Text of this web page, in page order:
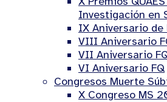
Investigación en
IX Aniversario de
VIII Aniversario
VII Aniversario
VI Aniversario FQ
Congresos Muerte
X Congreso MS